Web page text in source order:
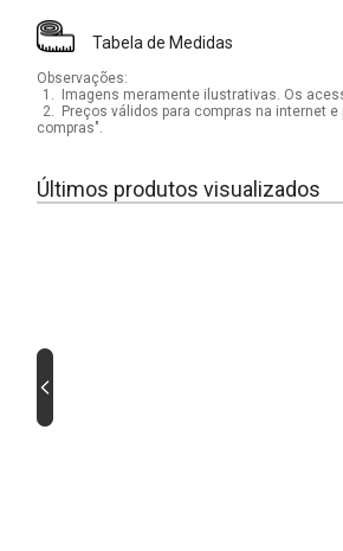
Tabela de Medidas
Observações:
1.
Imagens meramente ilustrativas. Os
2.
Preços válidos para compras na internet
compras".
Últimos produtos visualizados